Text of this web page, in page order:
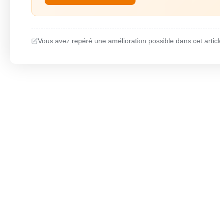
Vous avez repéré une amélioration possible dans cet